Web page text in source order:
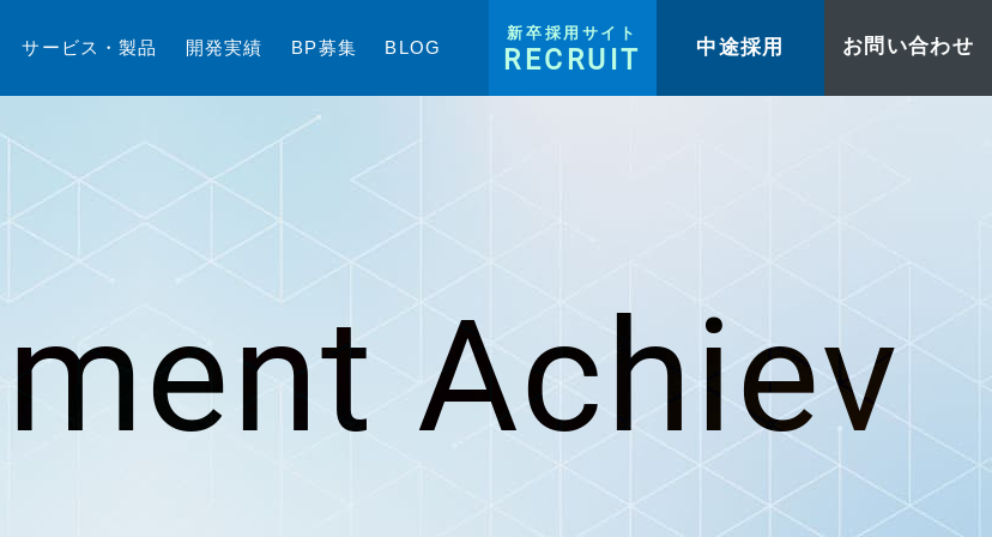
サ ー ビス ・製品 開発実績 BP募集 BLOG
新卒採用サイト
RECRUIT 中途採用 お問い合わせ
Achiev